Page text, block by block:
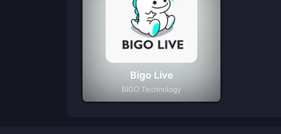
Bigo Live
BIGO Technology